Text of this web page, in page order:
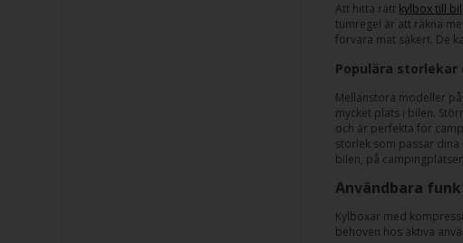
Att hitta rätt kylbox till bil
tumregel är att räkna
förvara mat säkert. De
Populära storlekar
Mellanstora modeller
mycket plats i bilen.
och är perfekta för
storlek som passar
bilen, på
Användbara
Kylboxar med
behoven hos aktiva